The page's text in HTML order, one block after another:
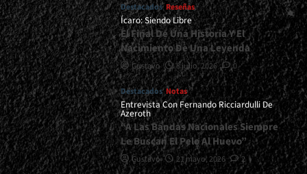
Destacados Reseñas
Ícaro: Siendo Libre
El Final De Una Historia Y El
Nacimiento De Una Leyenda
Gustavo 8 julio, 2026 0
Destacados Notas
Entrevista Con Fernando Ricciardulli De
Azeroth
“A Las Bandas Nacionales Siempre
Le Buscan El Pelo Al Huevo”
Gustavo 21 mayo, 2026 2